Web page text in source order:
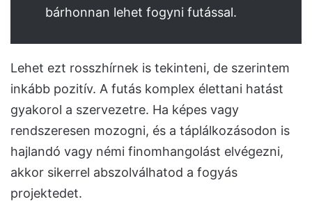
bárhonnan lehet fogyni futással.
Lehet ezt rosszhírnek is tekinteni, de szerintem
inkább pozitív. A futás komplex élettani hatást
gyakorol a szervezetre. Ha képes vagy
rendszeresen mozogni, és a táplálkozásodon is
hajlandó vagy némi finomhangolást elvégezni,
akkor sikerrel abszolválhatod a fogyás
projektedet.